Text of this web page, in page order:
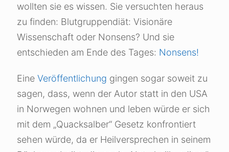
wollten sie es wissen. Sie versuchten heraus
zu finden: Blutgruppendiät: Visionäre
Wissenschaft oder Nonsens? Und sie
entschieden am Ende des Tages: Nonsens!
Eine Veröffentlichung gingen sogar soweit zu
sagen, dass, wenn der Autor statt in den USA
in Norwegen wohnen und leben würde er sich
mit dem „Quacksalber“ Gesetz konfrontiert
sehen würde, da er Heilversprechen in seinem